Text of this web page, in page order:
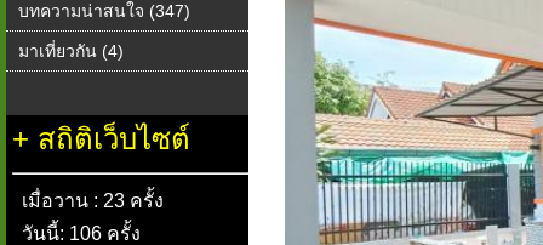
บทความน่าสนใจ (347)
มาเที่ยวกัน (4)
+ สถิติเว็บไซต์
เมื่อวาน : 23 ครั้ง
วันนี้: 106 ครั้ง